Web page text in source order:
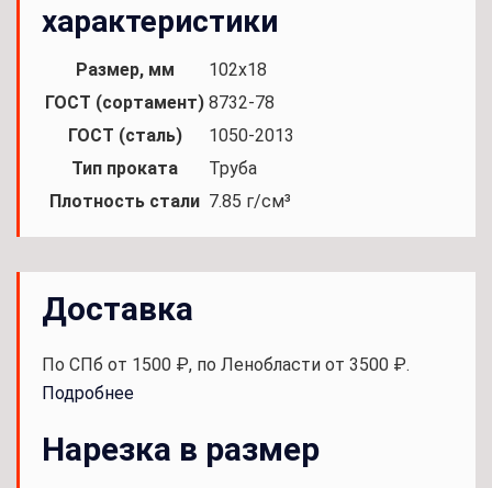
характеристики
Размер, мм
102x18
ГОСТ (сортамент) 8732-78
ГОСТ (сталь)
1050-2013
Тип проката
Труба
Плотность стали 7.85 г/см³
Доставка
По СПб от 1500 ₽, по Ленобласти от 3500 ₽.
Подробнее
Нарезка в размер